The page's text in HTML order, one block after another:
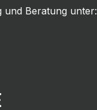
und Beratung unter: